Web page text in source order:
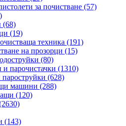
за почистване (57)
(68)
(19)
техника (191)
на прозорци (15)
(80)
парочистачки (1310)
(628)
машини (288)
(120)
(143)